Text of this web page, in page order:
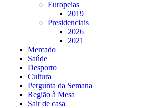
Europeias
2019
Presidenciais
2026
2021
Mercado
Saúde
Desporto
Cultura
Pergunta da Semana
Região à Mesa
Sair de casa